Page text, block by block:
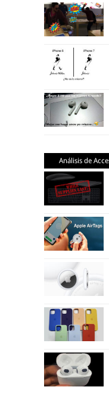
Análisis de